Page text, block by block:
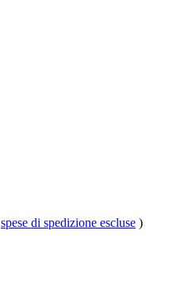
spese di spedizione escluse )